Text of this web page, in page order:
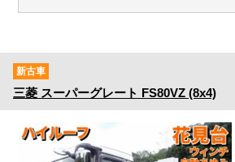
新古車
三菱 スーパーグレート FS80VZ (8x4)